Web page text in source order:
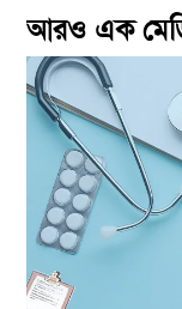
আরও এক